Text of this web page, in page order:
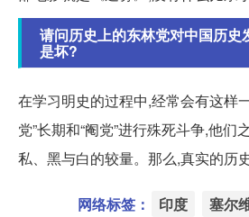
请问历史上的东林党对中国历史
是坏?
在学习明史的过程中,经常会有这样
党”长期和“阉党”进行殊死斗争,他们
私、黑与白的较量。那么,真实的历
网络标签： 印度 塞尔